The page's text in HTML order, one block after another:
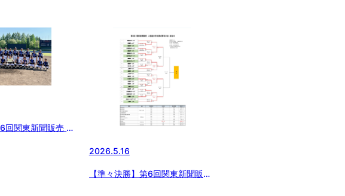
6回関東新聞販売 上
2026.5.16
【準々決勝】第6回関東新聞販売